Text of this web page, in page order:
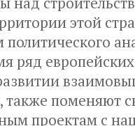
этой
ряд
поменяют
проектам с